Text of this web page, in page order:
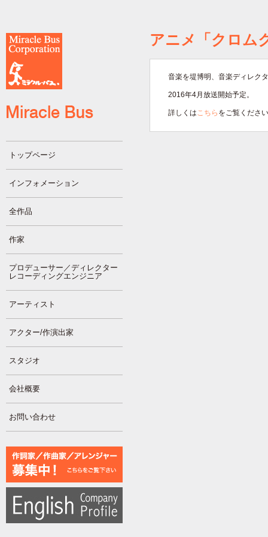
トップページ
インフォメーション
全作品
作家
プロデューサー／ディレクター
レコーディングエンジニア
アーティスト
アクター/作演出家
スタジオ
会社概要
お問い合わせ
アニメ「クロム
音楽を堤博明、音楽ディレク
2016年4月放送開始予定。
詳しくはこちら をご覧くださ